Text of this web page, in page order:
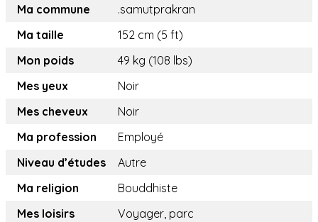
Ma commune
.samutprakran
Ma taille
152 cm (5 ft)
Mon poids
49 kg (108 lbs)
Mes yeux
Noir
Mes cheveux
Noir
Ma profession
Employé
Niveau d’études
Autre
Ma religion
Bouddhiste
Mes loisirs
Voyager, parc